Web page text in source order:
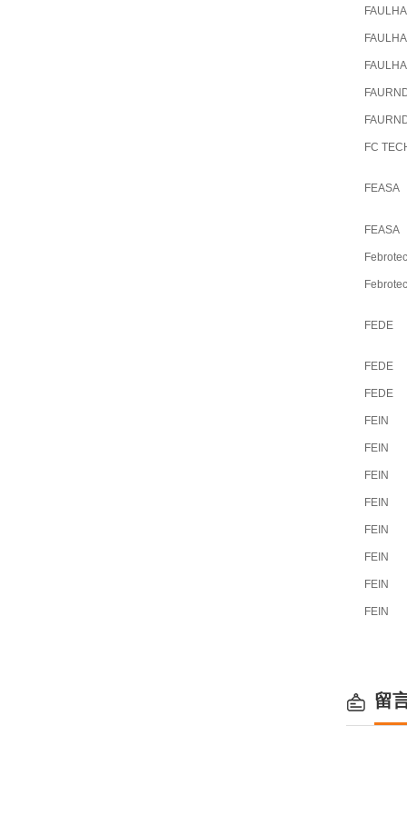
FC
FEASA
FEASA
Febrotec
Febrotec
FEDE
FEDE
FEDE
FEIN
FEIN
FEIN
FEIN
FEIN
FEIN
FEIN
FEIN
留